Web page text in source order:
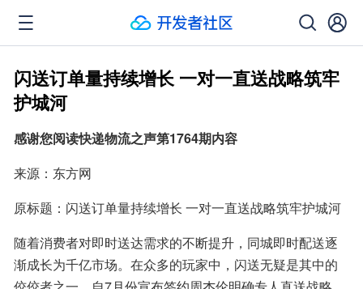
闪送订单量持续增长 一对一直送战略筑牢
护城河
感谢您阅读快递物流之声第1764期内容
来源：东方网
原标题：闪送订单量持续增长 一对一直送战略筑牢护城河
随着消费者对即时送达需求的不断提升，同城即时配送逐
渐成长为千亿市场。在众多的玩家中，闪送无疑是其中的